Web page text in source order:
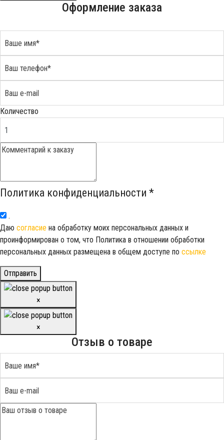
Оформление заказа
Количество
Политика конфиденциальности *
.
Даю согласие на обработку моих персональных данных и
проинформирован о том, что Политика в отношении обработки
персональных данных размещена в общем доступе по ссылке
Отправить
×
×
Отзыв о товаре